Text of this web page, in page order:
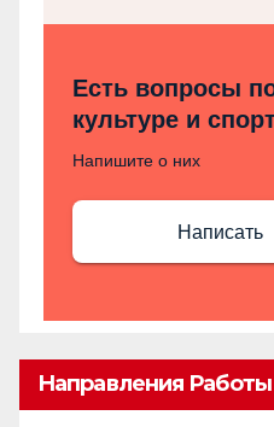
Есть вопросы
культуре и
Напишите о них
Написать
Направления Работы